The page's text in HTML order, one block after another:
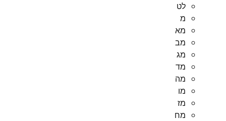
לט
מ
מא
מב
מג
מד
מה
מו
מז
מח